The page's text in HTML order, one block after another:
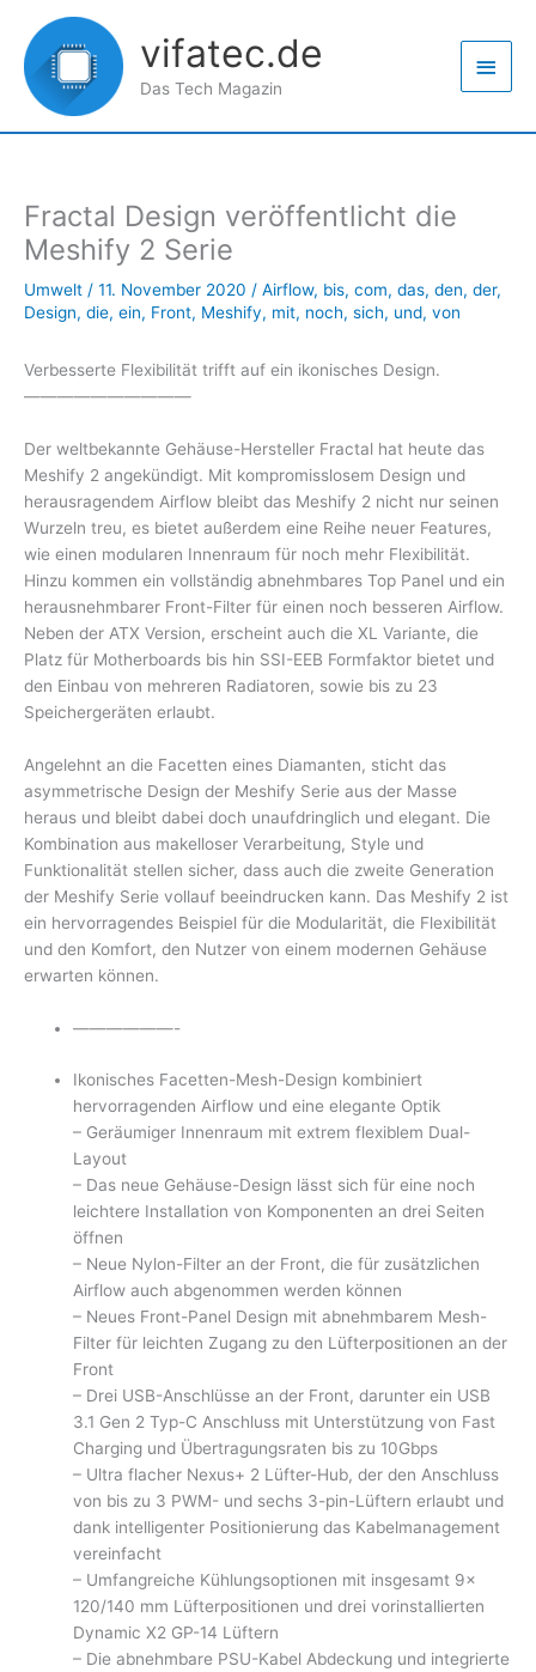
Inhalt
springen
vifatec.de
Das Tech Magazin
Fractal Design veröffentlicht die
Meshify 2 Serie
Umwelt / 11. November 2020 / Airflow, bis, com, das, den, der,
Design, die, ein, Front, Meshify, mit, noch, sich, und, von
Verbesserte Flexibilität trifft auf ein ikonisches Design.
——————————
Der weltbekannte Gehäuse-Hersteller Fractal hat heute das
Meshify 2 angekündigt. Mit kompromisslosem Design und
herausragendem Airflow bleibt das Meshify 2 nicht nur seinen
Wurzeln treu, es bietet außerdem eine Reihe neuer Features,
wie einen modularen Innenraum für noch mehr Flexibilität.
Hinzu kommen ein vollständig abnehmbares Top Panel und ein
herausnehmbarer Front-Filter für einen noch besseren Airflow.
Neben der ATX Version, erscheint auch die XL Variante, die
Platz für Motherboards bis hin SSI-EEB Formfaktor bietet und
den Einbau von mehreren Radiatoren, sowie bis zu 23
Speichergeräten erlaubt.
Angelehnt an die Facetten eines Diamanten, sticht das
asymmetrische Design der Meshify Serie aus der Masse
heraus und bleibt dabei doch unaufdringlich und elegant. Die
Kombination aus makelloser Verarbeitung, Style und
Funktionalität stellen sicher, dass auch die zweite Generation
der Meshify Serie vollauf beeindrucken kann. Das Meshify 2 ist
ein hervorragendes Beispiel für die Modularität, die Flexibilität
und den Komfort, den Nutzer von einem modernen Gehäuse
erwarten können.
——————-
Ikonisches Facetten-Mesh-Design kombiniert
hervorragenden Airflow und eine elegante Optik
– Geräumiger Innenraum mit extrem flexiblem Dual-
Layout
– Das neue Gehäuse-Design lässt sich für eine noch
leichtere Installation von Komponenten an drei Seiten
öffnen
– Neue Nylon-Filter an der Front, die für zusätzlichen
Airflow auch abgenommen werden können
– Neues Front-Panel Design mit abnehmbarem Mesh-
Filter für leichten Zugang zu den Lüfterpositionen an der
Front
– Drei USB-Anschlüsse an der Front, darunter ein USB
3.1 Gen 2 Typ-C Anschluss mit Unterstützung von Fast
Charging und Übertragungsraten bis zu 10Gbps
– Ultra flacher Nexus+ 2 Lüfter-Hub, der den Anschluss
von bis zu 3 PWM- und sechs 3-pin-Lüftern erlaubt und
dank intelligenter Positionierung das Kabelmanagement
vereinfacht
– Umfangreiche Kühlungsoptionen mit insgesamt 9x
120/140 mm Lüfterpositionen und drei vorinstallierten
Dynamic X2 GP-14 Lüftern
– Die abnehmbare PSU-Kabel Abdeckung und integrierte